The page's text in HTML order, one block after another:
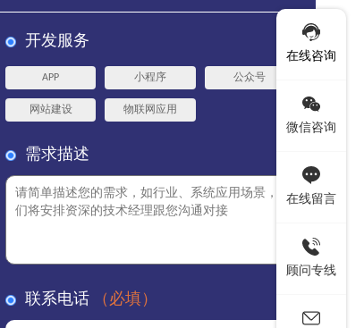
开发服务
APP 小程序 公众号
网站建设 物联网应用
需求描述
联系电话 （必填）
在线咨询
微信咨询
在线留言
顾问专线